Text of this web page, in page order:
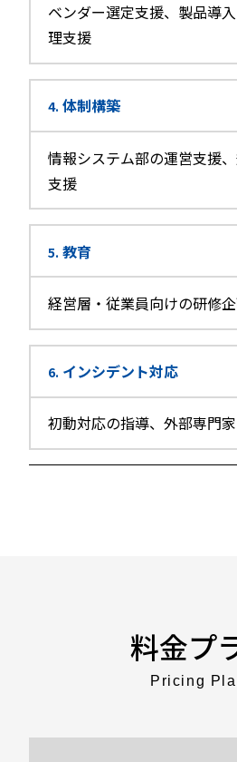
ベンダー選定支援、製品導
理支援
4. 体制構築
情報システム部の運営支援
支援
5. 教育
経営層・従業員向けの研修
6. インシデント対応
初動対応の指導、外部専門
料金プ
Pricing